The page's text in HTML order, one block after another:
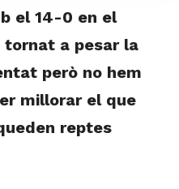
el 14-0 en el
a pesar la
però no hem
millorar el que
reptes